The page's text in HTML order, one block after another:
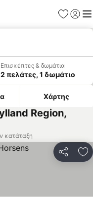
Επισκέπτες & δωμάτια
2 πελάτες, 1 δωμάτιο
Χάρτης
Region,
κατάταξη
τιμών